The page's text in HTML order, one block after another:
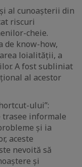
al cunoașterii din
riscuri
cheie.
de know-how,
loialității, a
A fost subliniat
al acestor
ului”:
trasee informale
și ia
aceste
nevoită să
și